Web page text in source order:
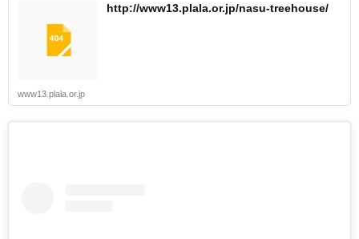
http://www13.plala.or.jp/nasu-treehouse/
www13.plala.or.jp